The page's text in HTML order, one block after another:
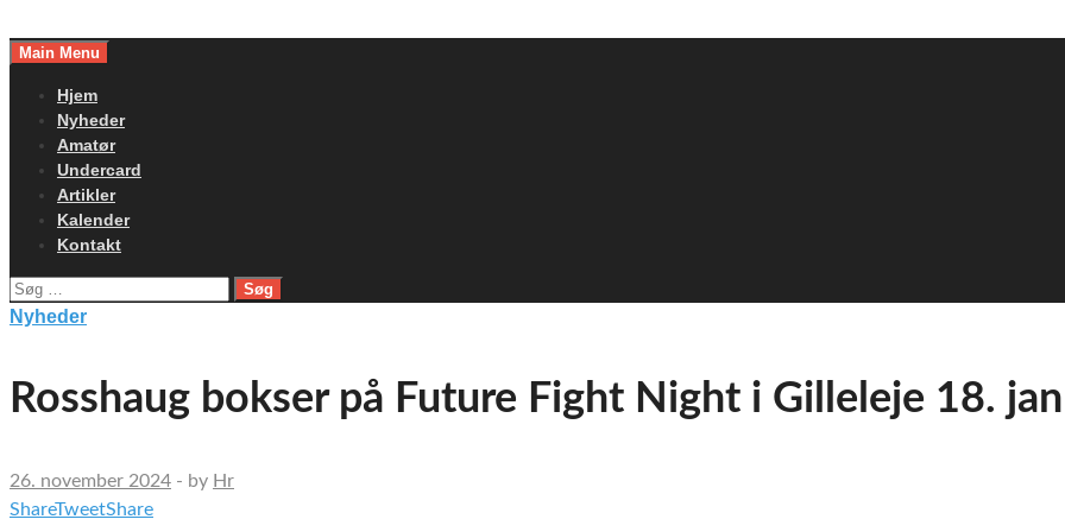
toMain Menu
Hjem
Nyheder
Amatør
Undercard
Artikler
Kalender
Kontakt
Søg
efter:
Nyheder
Rosshaug bokser på Future Fight Night i Gilleleje 18.
26. november 2024 - by Hr
ShareTweetShare